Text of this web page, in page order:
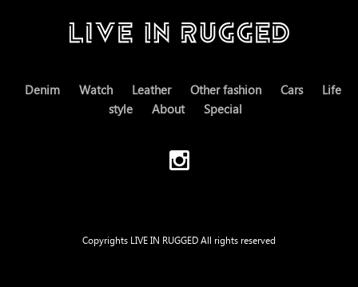
Denim Watch Leather Other fashion Cars
Life
style
About Special
Copyrights LIVE IN RUGGED All rights reserved